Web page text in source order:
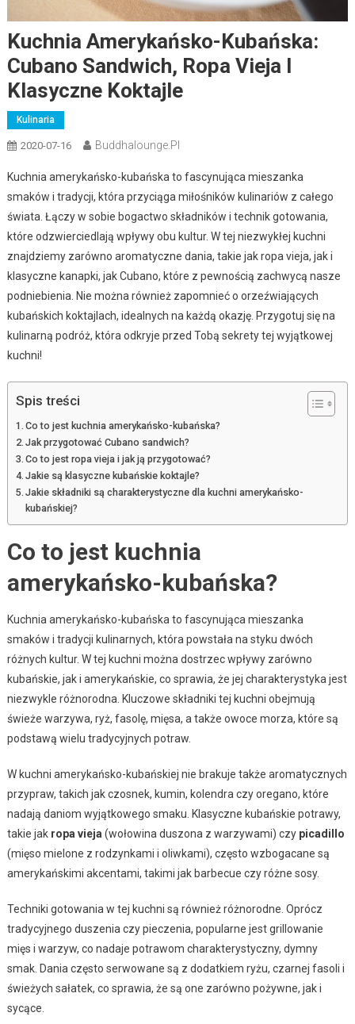
Kuchnia Amerykańsko-Kubańska:
Cubano Sandwich, Ropa Vieja I
Klasyczne Koktajle
Kulinaria
2020-07-16 Buddhalounge.pl
Kuchnia amerykańsko-kubańska to fascynująca mieszanka
smaków i tradycji, która przyciąga miłośników kulinariów z całego
świata. Łączy w sobie bogactwo składników i technik gotowania,
które odzwierciedlają wpływy obu kultur. W tej niezwykłej kuchni
znajdziemy zarówno aromatyczne dania, takie jak ropa vieja, jak i
klasyczne kanapki, jak Cubano, które z pewnością zachwycą nasze
podniebienia. Nie można również zapomnieć o orzeźwiających
kubańskich koktajlach, idealnych na każdą okazję. Przygotuj się na
kulinarną podróż, która odkryje przed Tobą sekrety tej wyjątkowej
kuchni!
Spis treści
Co to jest kuchnia amerykańsko-kubańska?
Jak przygotować Cubano sandwich?
Co to jest ropa vieja i jak ją przygotować?
Jakie są klasyczne kubańskie koktajle?
Jakie składniki są charakterystyczne dla kuchni amerykańsko-
kubańskiej?
Co to jest kuchnia
amerykańsko-kubańska?
Kuchnia amerykańsko-kubańska to fascynująca mieszanka
smaków i tradycji kulinarnych, która powstała na styku dwóch
różnych kultur. W tej kuchni można dostrzec wpływy zarówno
kubańskie, jak i amerykańskie, co sprawia, że jej charakterystyka jest
niezwykle różnorodna. Kluczowe składniki tej kuchni obejmują
świeże warzywa, ryż, fasolę, mięsa, a także owoce morza, które są
podstawą wielu tradycyjnych potraw.
W kuchni amerykańsko-kubańskiej nie brakuje także aromatycznych
przypraw, takich jak czosnek, kumin, kolendra czy oregano, które
nadają daniom wyjątkowego smaku. Klasyczne kubańskie potrawy,
takie jak ropa vieja (wołowina duszona z warzywami) czy picadillo
(mięso mielone z rodzynkami i oliwkami), często wzbogacane są
amerykańskimi akcentami, takimi jak barbecue czy różne sosy.
Techniki gotowania w tej kuchni są również różnorodne. Oprócz
tradycyjnego duszenia czy pieczenia, popularne jest grillowanie
mięs i warzyw, co nadaje potrawom charakterystyczny, dymny
smak. Dania często serwowane są z dodatkiem ryżu, czarnej fasoli i
świeżych sałatek, co sprawia, że są one zarówno pożywne, jak i
sycące.